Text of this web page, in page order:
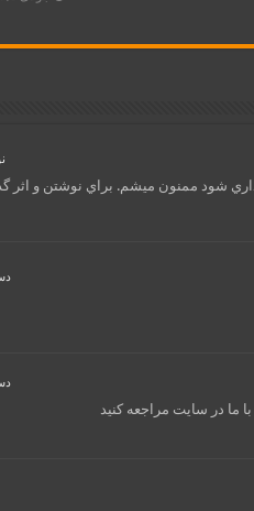
شود ممنون ميشم. براي نوشتن و اثر
دسامبر
ما در سایت مراجعه کنید